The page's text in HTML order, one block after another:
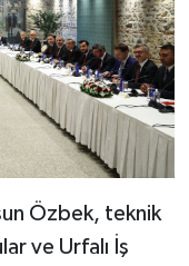
Özbek, teknik
ve Urfalı İş